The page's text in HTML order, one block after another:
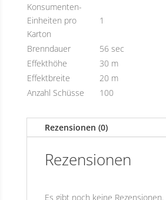
Konsumenten-
Einheiten pro
Karton
1
Brenndauer
56 sec
Effekthöhe
30 m
Effektbreite
20 m
Anzahl Schüsse
100
Rezensionen (0)
Rezensionen
Es gibt noch keine Rezensionen.